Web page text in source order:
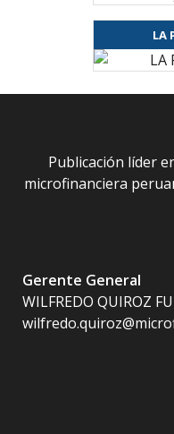
LA
Publicación líder
microfinanciera
Gerente General
WILFREDO QUIROZ